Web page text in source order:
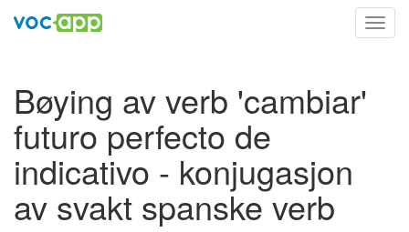
Bøying av verb 'cambiar'
futuro perfecto de
indicativo - konjugasjon
av svakt spanske verb